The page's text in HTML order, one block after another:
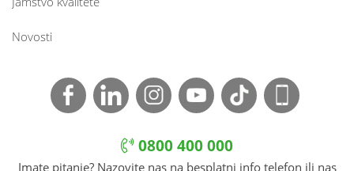
Novosti
0800 400 000
Imate pitanje? Nazovite nas na besplatni info telefon ili nas